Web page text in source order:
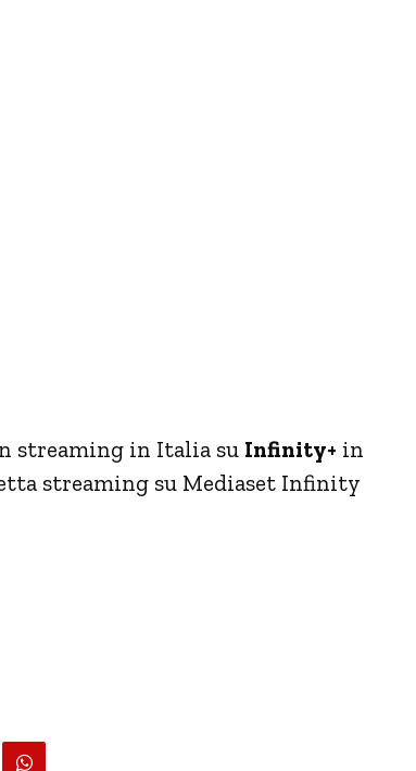
streaming in Italia su Infinity+ in
streaming su Mediaset Infinity